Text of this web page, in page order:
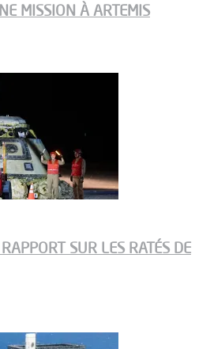
MISSION À ARTEMIS
SUR LES RATÉS DE